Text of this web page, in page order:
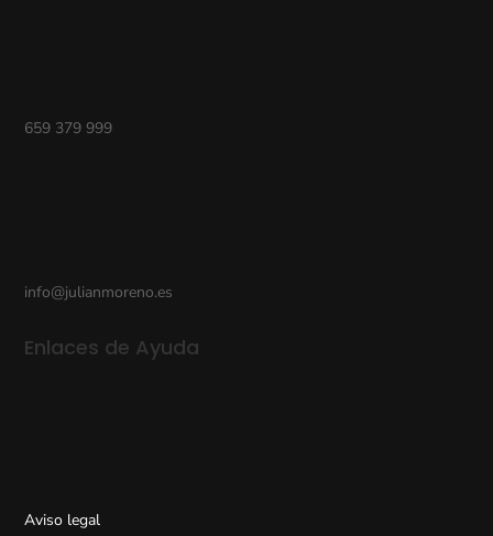
659 379 999
info@julianmoreno.es
Enlaces de Ayuda
Aviso legal